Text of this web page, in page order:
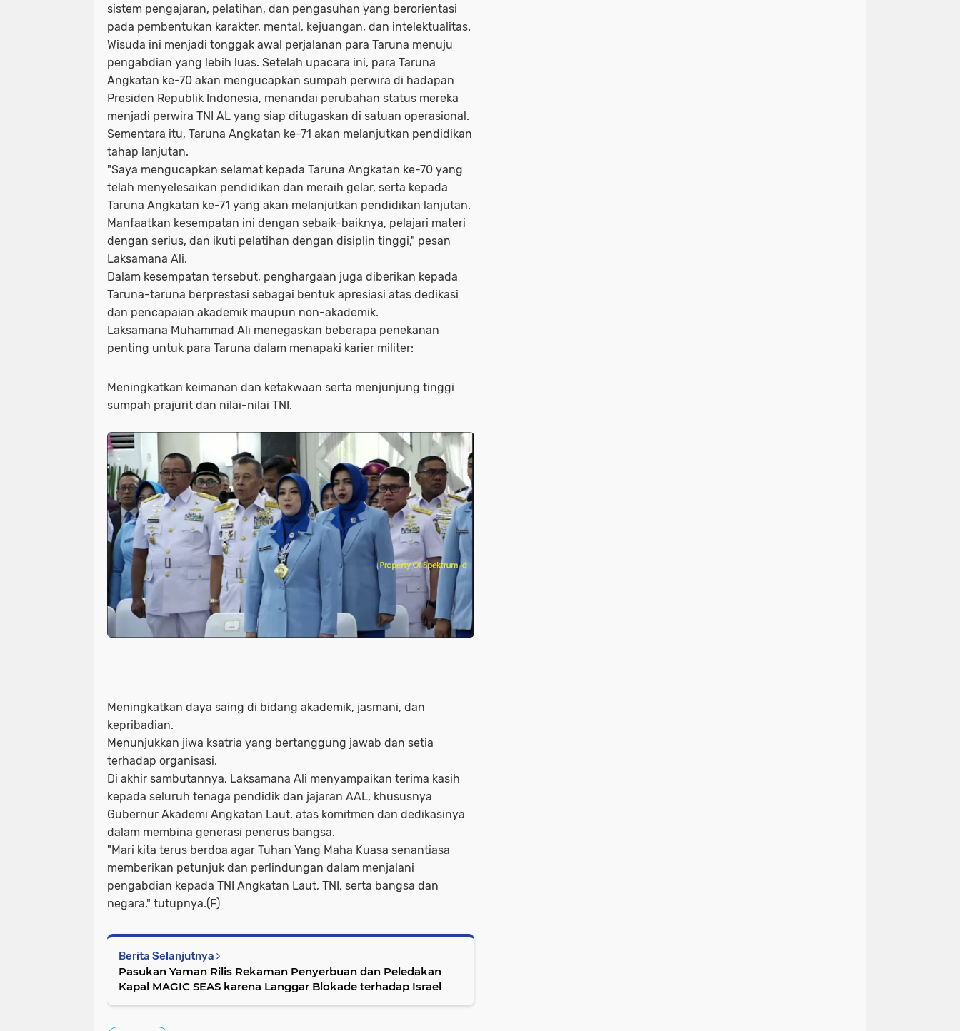
sistem pengajaran, pelatihan, dan pengasuhan yang berorientasi
pada pembentukan karakter, mental, kejuangan, dan intelektualitas.
Wisuda ini menjadi tonggak awal perjalanan para Taruna menuju
pengabdian yang lebih luas. Setelah upacara ini, para Taruna
Angkatan ke-70 akan mengucapkan sumpah perwira di hadapan
Presiden Republik Indonesia, menandai perubahan status mereka
menjadi perwira TNI AL yang siap ditugaskan di satuan operasional.
Sementara itu, Taruna Angkatan ke-71 akan melanjutkan pendidikan
tahap lanjutan.
"Saya mengucapkan selamat kepada Taruna Angkatan ke-70 yang
telah menyelesaikan pendidikan dan meraih gelar, serta kepada
Taruna Angkatan ke-71 yang akan melanjutkan pendidikan lanjutan.
Manfaatkan kesempatan ini dengan sebaik-baiknya, pelajari materi
dengan serius, dan ikuti pelatihan dengan disiplin tinggi," pesan
Laksamana Ali.
Dalam kesempatan tersebut, penghargaan juga diberikan kepada
Taruna-taruna berprestasi sebagai bentuk apresiasi atas dedikasi
dan pencapaian akademik maupun non-akademik.
Laksamana Muhammad Ali menegaskan beberapa penekanan
penting untuk para Taruna dalam menapaki karier militer:
Meningkatkan keimanan dan ketakwaan serta menjunjung tinggi
sumpah prajurit dan nilai-nilai TNI.
Meningkatkan daya saing di bidang akademik, jasmani, dan
kepribadian.
Menunjukkan jiwa ksatria yang bertanggung jawab dan setia
terhadap organisasi.
Di akhir sambutannya, Laksamana Ali menyampaikan terima kasih
kepada seluruh tenaga pendidik dan jajaran AAL, khususnya
Gubernur Akademi Angkatan Laut, atas komitmen dan dedikasinya
dalam membina generasi penerus bangsa.
"Mari kita terus berdoa agar Tuhan Yang Maha Kuasa senantiasa
memberikan petunjuk dan perlindungan dalam menjalani
pengabdian kepada TNI Angkatan Laut, TNI, serta bangsa dan
negara," tutupnya.(F)
Berita Selanjutnya
Pasukan Yaman Rilis Rekaman Penyerbuan dan Peledakan
Kapal MAGIC SEAS karena Langgar Blokade terhadap Israel